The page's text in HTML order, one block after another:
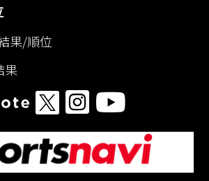
果/順位
果